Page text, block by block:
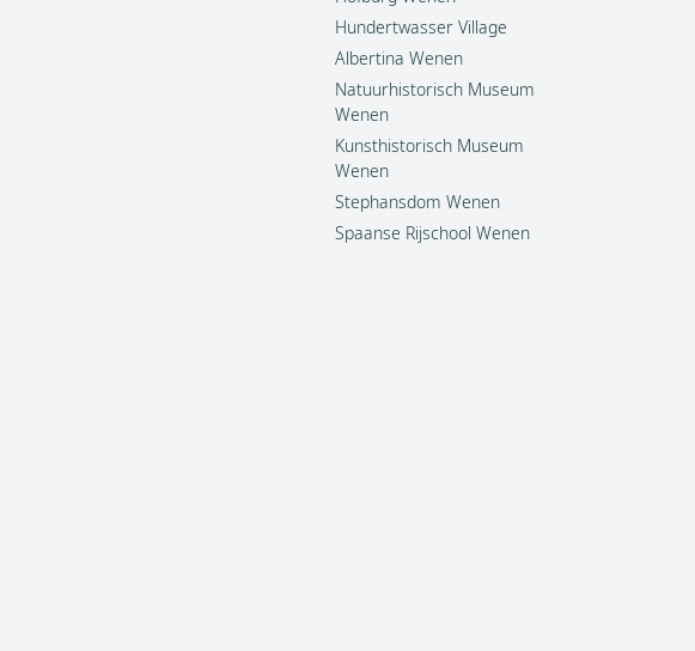
Hundertwasser Village
Albertina Wenen
Natuurhistorisch Museum
Wenen
Kunsthistorisch Museum
Wenen
Stephansdom Wenen
Spaanse Rijschool Wenen